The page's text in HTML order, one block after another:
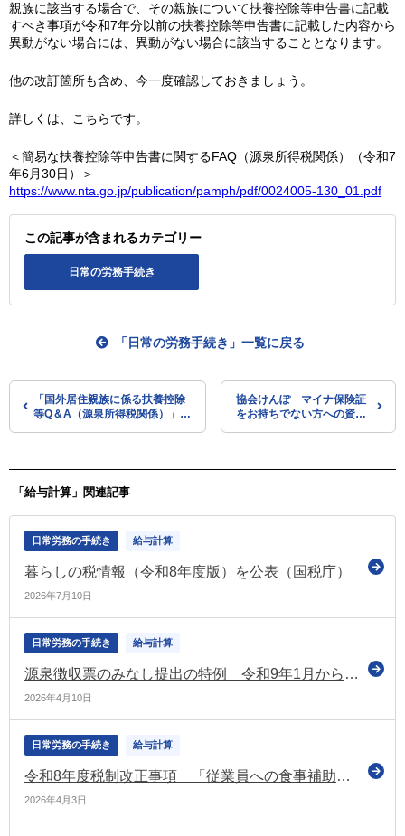
親族に該当する場合で、その親族について扶養控除等申告書に記載
すべき事項が令和7年分以前の扶養控除等申告書に記載した内容から
異動がない場合には、異動がない場合に該当することとなります。
他の改訂箇所も含め、今一度確認しておきましょう。
詳しくは、こちらです。
＜簡易な扶養控除等申告書に関するFAQ（源泉所得税関係）（令和7
年6月30日）＞
https://www.nta.go.jp/publication/pamph/pdf/0024005-130_01.pdf
この記事が含まれるカテゴリー
日常の労務手続き
「国外居住親族に係る扶養控除
等Q＆A（源泉所得税関係）」
「日常の労務手続き」一覧に戻る
協会けんぽ マイナ保険証
をお持ちでない方への資格
「給与計算」関連記事
日常労務の手続き 給与計算
暮らしの税情報（令和8年度版）を公表（国税庁）
2026年7月10日
日常労務の手続き 給与計算
源泉徴収票のみなし提出の特例 令和9年1月から（国税庁）
2026年4月10日
日常労務の手続き 給与計算
令和8年度税制改正事項 「従業員への食事補助に係る所得税の非課税措置」などの周知チラシを公表（日商）
2026年4月3日